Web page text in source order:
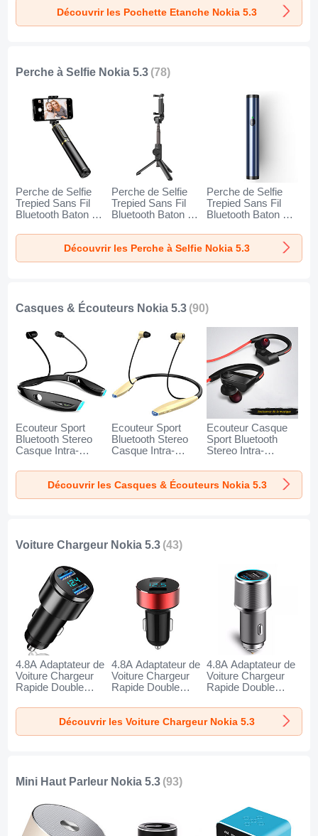
Découvrir les Pochette Etanche Nokia 5.3
Perche à Selfie Nokia 5.3 (78)
Perche de Selfie
Trepied Sans Fil
Bluetooth Baton de
Poche Universel
T34 pour Nokia 5.3
Or et Noir
Perche de Selfie
Trepied Sans Fil
Bluetooth Baton de
Poche Universel
T32 pour Nokia 5.3
Noir
Perche de Selfie
Trepied Sans Fil
Bluetooth Baton de
Poche Universel
T31 pour Nokia 5.3
Bleu
Découvrir les Perche à Selfie Nokia 5.3
Casques & Écouteurs Nokia 5.3 (90)
Ecouteur Sport
Bluetooth Stereo
Casque Intra-
Oreillette H52 pour
Nokia 5.3 Noir
Ecouteur Sport
Bluetooth Stereo
Casque Intra-
Oreillette H51 pour
Nokia 5.3 Or
Ecouteur Casque
Sport Bluetooth
Stereo Intra-
Oreillette H53 pour
Nokia 5.3 Noir
Découvrir les Casques & Écouteurs Nokia 5.3
Voiture Chargeur Nokia 5.3 (43)
4.8A Adaptateur de
Voiture Chargeur
Rapide Double
K10 pour Nokia 5.3
4.8A Adaptateur de
Voiture Chargeur
Rapide Double
K07 pour Nokia 5.3
Rouge
4.8A Adaptateur de
Voiture Chargeur
Rapide Double
K08 pour Nokia 5.3
Argent
Découvrir les Voiture Chargeur Nokia 5.3
Mini Haut Parleur Nokia 5.3 (93)